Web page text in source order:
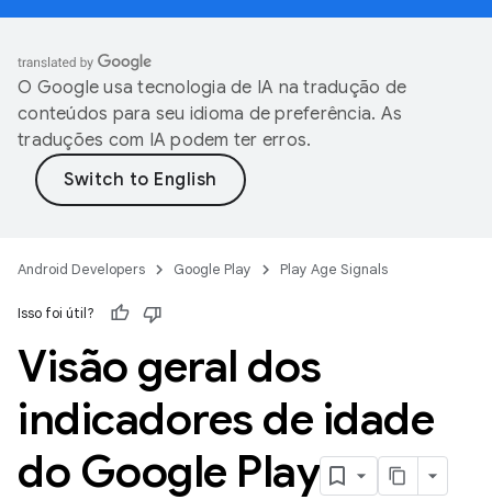
O Google usa tecnologia de IA na tradução de
conteúdos para seu idioma de preferência. As
traduções com IA podem ter erros.
Android Developers Google Play Play Age Signals
Isso foi útil?
Visão geral dos
indicadores de idade
do Google Play